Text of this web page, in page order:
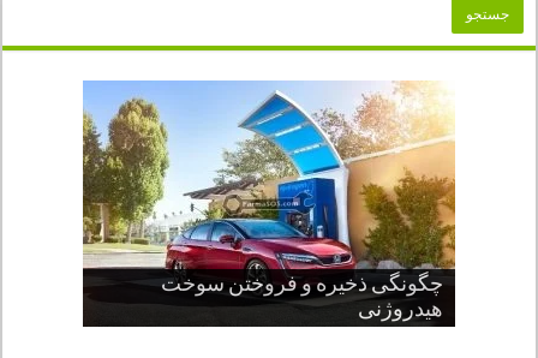
چگونگی ذخیره و فروختن سوخت
هیدروژنی
قدرتمندترین ماسل کارها یا خودروهای
عضلانی امریکایی
چرا نمک باعث خوردگی خودرو می شود؟
پنج کابین جذاب سال های اخیر صنعت
خودروسازی
از صفر تا صد طراحی خودرو قسمت
سوم